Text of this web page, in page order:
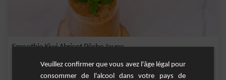
Smoothie Kiwi Abricot Pêche Jaune
Un très bon smoothie, bien fruité, bien frais avec sa touche de menthe.&nbsp;
Veuillez confirmer que vous avez l'âge légal pour
consommer de l'alcool dans votre pays de